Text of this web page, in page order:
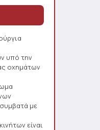
υπό την
οχημάτων
με
είναι